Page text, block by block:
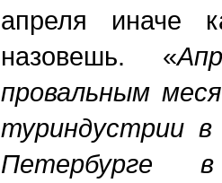
апреля иначе
назовешь. «А
провальным
туриндустрии
Петербурге